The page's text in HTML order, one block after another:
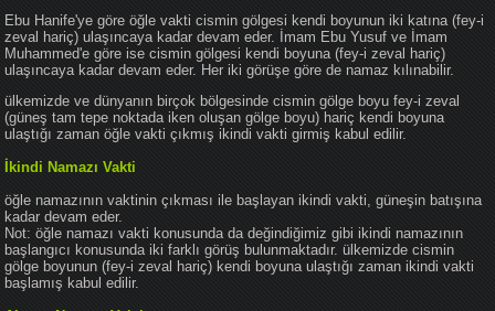
Ebu Hanife'ye göre öğle vakti cismin gölgesi kendi boyunun iki katına (fey-i
zeval hariç) ulaşıncaya kadar devam eder. İmam Ebu Yusuf ve İmam
Muhammed'e göre ise cismin gölgesi kendi boyuna (fey-i zeval hariç)
ulaşıncaya kadar devam eder. Her iki görüşe göre de namaz kılınabilir.
ülkemizde ve dünyanın birçok bölgesinde cismin gölge boyu fey-i zeval
(güneş tam tepe noktada iken oluşan gölge boyu) hariç kendi boyuna
ulaştığı zaman öğle vakti çıkmış ikindi vakti girmiş kabul edilir.
İkindi Namazı Vakti
öğle namazının vaktinin çıkması ile başlayan ikindi vakti, güneşin batışına
kadar devam eder.
Not: öğle namazı vakti konusunda da değindiğimiz gibi ikindi namazının
başlangıcı konusunda iki farklı görüş bulunmaktadır. ülkemizde cismin
gölge boyunun (fey-i zeval hariç) kendi boyuna ulaştığı zaman ikindi vakti
başlamış kabul edilir.